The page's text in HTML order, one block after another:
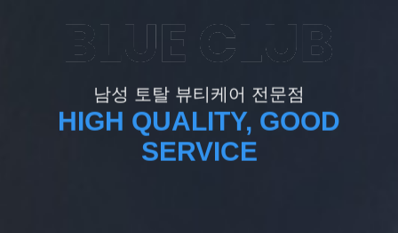
남성 토탈 뷰티케어 전문점
HIGH QUALITY, GOOD
SERVICE